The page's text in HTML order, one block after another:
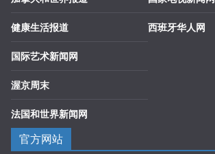
健康生活报道
国际艺术新闻网
渥京周末
法国和世界新闻网
西班牙华人网
官方网站